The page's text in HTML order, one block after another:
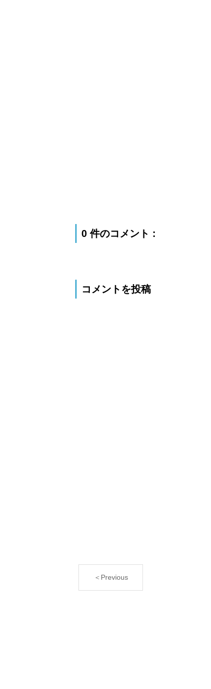
0 件のコメント :
コメントを投稿
＜Previous